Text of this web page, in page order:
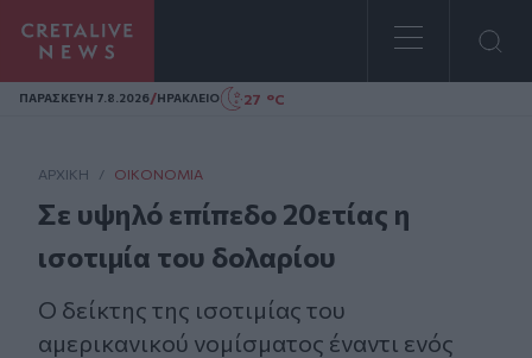
Homepage
ΠΑΡΑΣΚΕΥΗ 7.8.2026/ΗΡΑΚΛΕΙΟ 27 °C
ΑΡΧΙΚΗ / ΟΙΚΟΝΟΜΊΑ
Σε υψηλό επίπεδο 20ετίας η
ισοτιμία του δολαρίου
Ο δείκτης της ισοτιμίας του
αμερικανικού νομίσματος έναντι ενός